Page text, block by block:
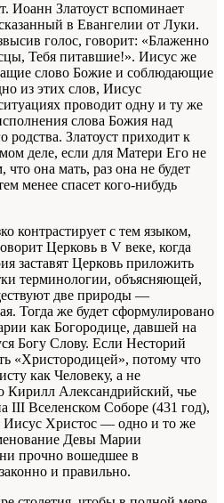
Иоанн Златоуст вспоминает
в Евангелии от Луки.
голос, говорит: «Блаженно
Тебя питавшие!». Иисус же
слово Божие и соблюдающие
из этих слов, Иисус
проводит одну и ту же
слова Божия над
Златоуст приходит к
деле, если для Матери Его не
она мать, раз она не будет
менее спасет кого-нибудь
контрастирует с тем языком,
Церковь в V веке, когда
заставят Церковь приложить
терминологии, объясняющей,
две природы —
Тогда же будет сформулировано
как Богородице, давшей на
Богу Слову. Если Несторий
«Христородицей», потому что
как Человеку, а не
Кирилл Александрийский, чье
III Вселенском Соборе (431 год),
Иисус Христос — одно и то же
Девы Марии
прочно вошедшее в
и правильно.